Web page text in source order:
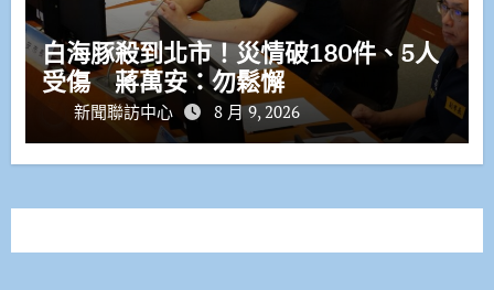
白海豚殺到北市！災情破180件、5人
受傷 蔣萬安：勿鬆懈
新聞聯訪中心 8 月 9, 2026